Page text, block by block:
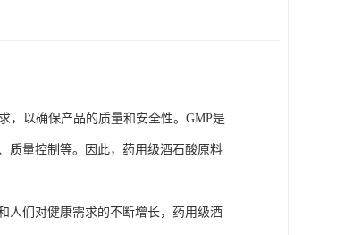
，以确保产品的质量和安全性。GMP是
质量控制等。因此，药用级酒石酸原料
人们对健康需求的不断增长，药用级酒